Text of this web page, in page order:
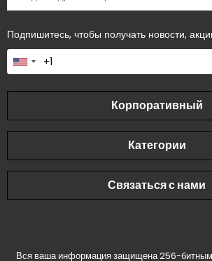
Подпишитесь, чтобы получать новости,
Корпоративный
Категории
Связаться с нами
Вся ваша информация защищена 256-